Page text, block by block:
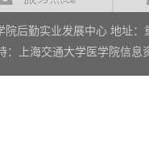
院后勤实业发展中心 地址：
：上海交通大学医学院信息